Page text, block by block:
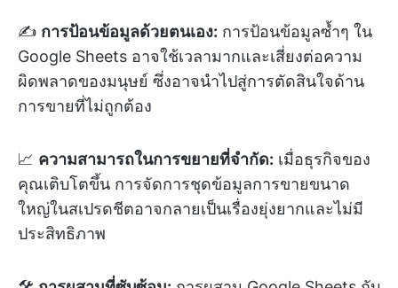
✍️ การป้อนข้อมูลด้วยตนเอง: การป้อนข้อมูลซ้ำๆ ใน
Google Sheets อาจใช้เวลามากและเสี่ยงต่อความ
ผิดพลาดของมนุษย์ ซึ่งอาจนำไปสู่การตัดสินใจด้าน
การขายที่ไม่ถูกต้อง
📈 ความสามารถในการขยายที่จำกัด: เมื่อธุรกิจของ
คุณเติบโตขึ้น การจัดการชุดข้อมูลการขายขนาด
ใหญ่ในสเปรดชีตอาจกลายเป็นเรื่องยุ่งยากและไม่มี
ประสิทธิภาพ